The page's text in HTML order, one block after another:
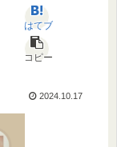
はてブ
コピー
2024.10.17